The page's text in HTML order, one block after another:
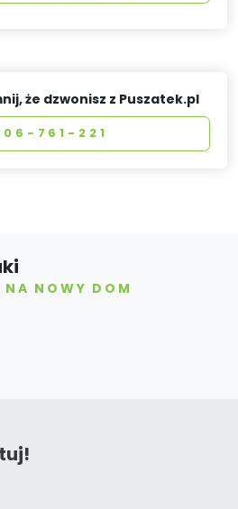
że dzwonisz z Puszatek.pl
761-221
NOWY DOM